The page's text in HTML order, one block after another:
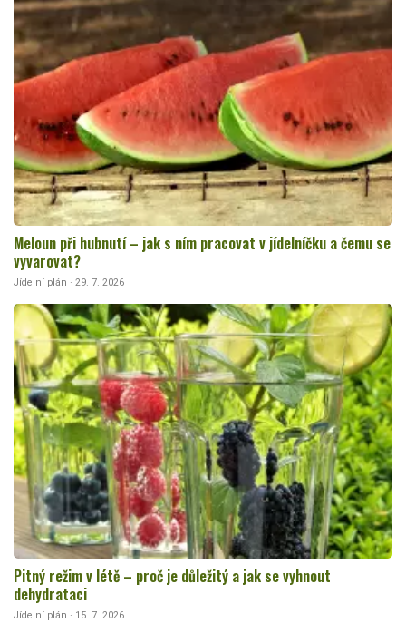
Meloun při hubnutí – jak s ním pracovat v jídelníčku a čemu se
vyvarovat?
Jídelní plán · 29. 7. 2026
Pitný režim v létě – proč je důležitý a jak se vyhnout
dehydrataci
Jídelní plán · 15. 7. 2026